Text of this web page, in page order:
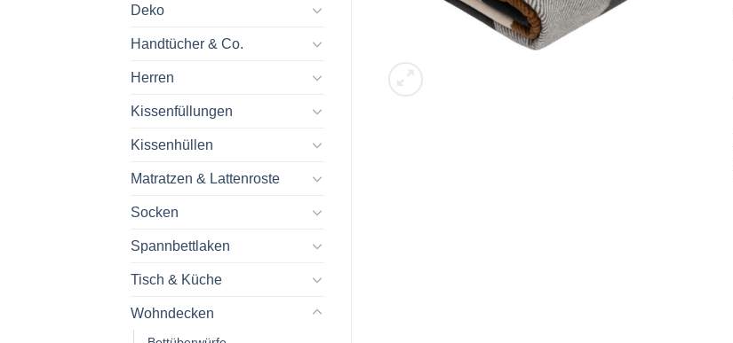
Deko
Handtücher & Co.
Herren
Kissenfüllungen
Kissenhüllen
Matratzen & Lattenroste
Socken
Spannbettlaken
Tisch & Küche
Wohndecken